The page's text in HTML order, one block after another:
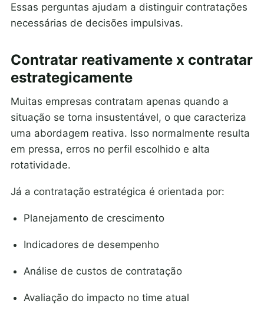
Essas perguntas ajudam a distinguir contratações
necessárias de decisões impulsivas.
Contratar reativamente x contratar
estrategicamente
Muitas empresas contratam apenas quando a
situação se torna insustentável, o que caracteriza
uma abordagem reativa. Isso normalmente resulta
em pressa, erros no perfil escolhido e alta
rotatividade.
Já a contratação estratégica é orientada por:
Planejamento de crescimento
Indicadores de desempenho
Análise de custos de contratação
Avaliação do impacto no time atual